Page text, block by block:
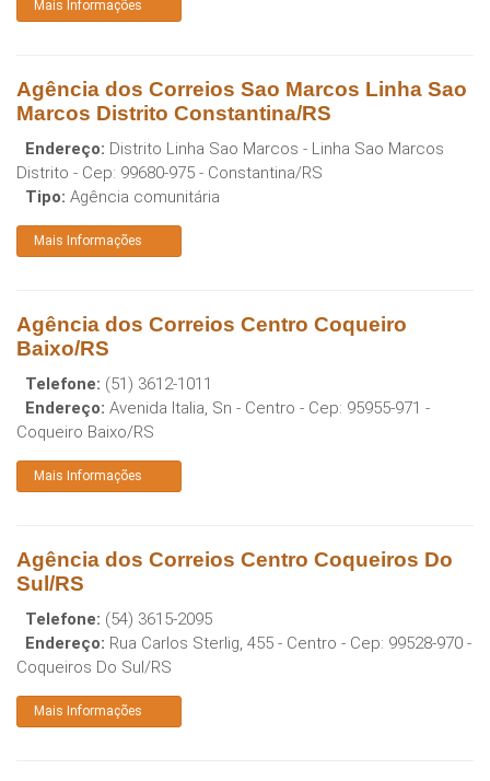
Mais Informações
Agência dos Correios Sao Marcos Linha Sao
Marcos Distrito Constantina/RS
Endereço: Distrito Linha Sao Marcos - Linha Sao Marcos
Distrito - Cep: 99680-975 - Constantina/RS
Tipo: Agência comunitária
Mais Informações
Agência dos Correios Centro Coqueiro
Baixo/RS
Telefone: (51) 3612-1011
Endereço: Avenida Italia, Sn - Centro - Cep: 95955-971 -
Coqueiro Baixo/RS
Mais Informações
Agência dos Correios Centro Coqueiros Do
Sul/RS
Telefone: (54) 3615-2095
Endereço: Rua Carlos Sterlig, 455 - Centro - Cep: 99528-970 -
Coqueiros Do Sul/RS
Mais Informações